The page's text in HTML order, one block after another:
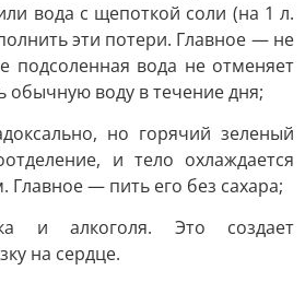
вода с щепоткой соли (на 1 л.
эти потери. Главное — не
подсоленная вода не отменяет
обычную воду в течение дня;
но горячий зеленый
и тело охлаждается
Главное — пить его без сахара;
и алкоголя. Это создает
на сердце.